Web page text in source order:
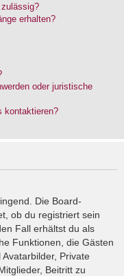
erhalten?
oder juristische
kontaktieren?
Die Board-
ob du registriert sein
Fall erhältst du als
Funktionen, die Gästen
Private
Beitritt zu